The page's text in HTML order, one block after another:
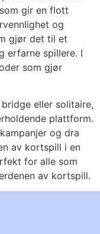
gir en flott
og
gjør det til et
erfarne spillere. I
som gjør
eller solitaire,
plattform.
og dra
av kortspill i en
for alle som
av kortspill.